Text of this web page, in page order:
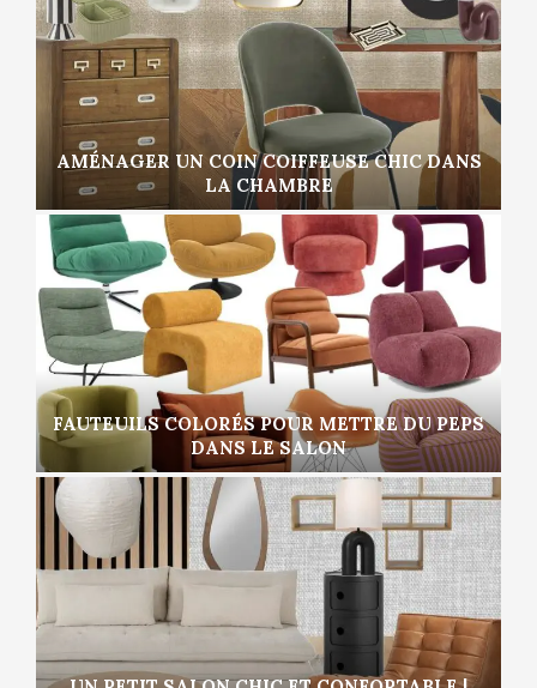
AMÉNAGER UN COIN COIFFEUSE CHIC DANS
LA CHAMBRE
FAUTEUILS COLORÉS POUR METTRE DU PEPS
DANS LE SALON